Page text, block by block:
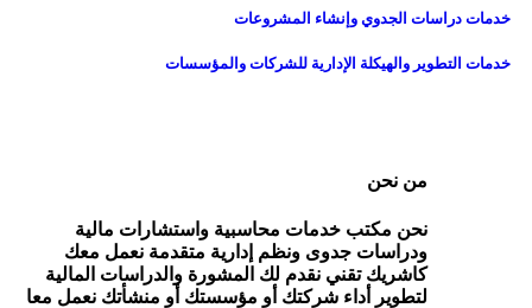
خدمات دراسات الجدوي وإنشاء المشروعات
خدمات التطوير والهيكلة الإدارية للشركات والمؤسسات
من نحن
نحن مكتب خدمات محاسبية واستشارات مالية
ودراسات جدوى ونظم إدارية متقدمة نعمل معك
كاشريك تقني نقدم لك المشورة والدراسات المالية
لتطوير أداء شركتك أو مؤسستك أو منشأتك نعمل معا